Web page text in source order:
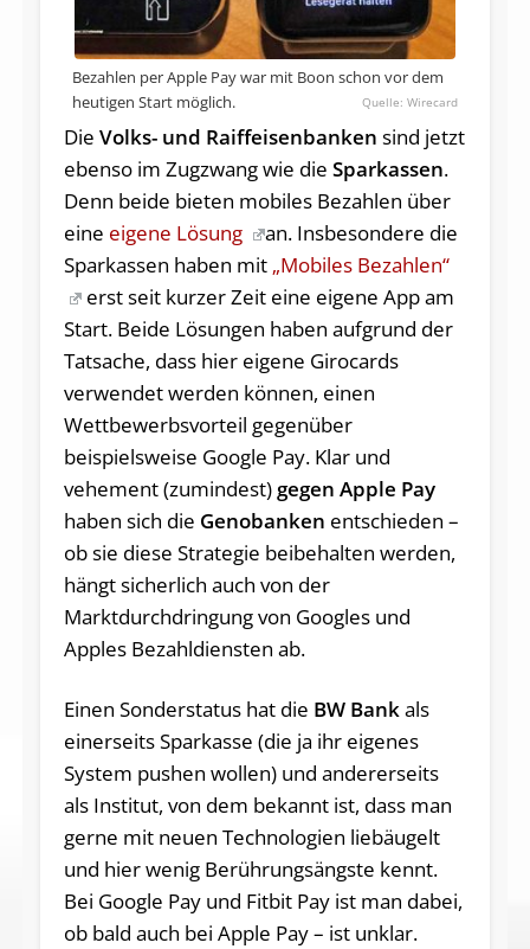
Bezahlen per Apple Pay war mit Boon schon vor dem
heutigen Start möglich.
Wirecard
Die Volks- und Raiffeisenbanken sind jetzt
ebenso im Zugzwang wie die Sparkassen.
Denn beide bieten mobiles Bezahlen über
eine eigene Lösung
an. Insbesondere die
Sparkassen haben mit „Mobiles Bezahlen“
erst seit kurzer Zeit eine eigene App am
Start. Beide Lösungen haben aufgrund der
Tatsache, dass hier eigene Girocards
verwendet werden können, einen
Wettbewerbsvorteil gegenüber
beispielsweise Google Pay. Klar und
vehement (zumindest) gegen Apple Pay
haben sich die Genobanken entschieden –
ob sie diese Strategie beibehalten werden,
hängt sicherlich auch von der
Marktdurchdringung von Googles und
Apples Bezahldiensten ab.
Einen Sonderstatus hat die BW Bankals
einerseits Sparkasse (die ja ihr eigenes
System pushen wollen) und andererseits
als Institut, von dem bekannt ist, dass man
gerne mit neuen Technologien liebäugelt
und hier wenig Berührungsängste kennt.
Bei Google Pay und Fitbit Pay ist man dabei,
ob bald auch bei Apple Pay – ist unklar.